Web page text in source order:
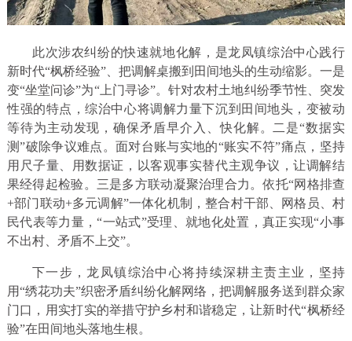
此次涉农纠纷的快速就地化解，是龙凤镇综治中心践行
新时代“枫桥经验”、把调解桌搬到田间地头的生动缩影。一是
变“坐堂问诊”为“上门寻诊”。针对农村土地纠纷季节性、突发
性强的特点，综治中心将调解力量下沉到田间地头，变被动
等待为主动发现，确保矛盾早介入、快化解。二是“数据实
测”破除争议难点。面对台账与实地的“账实不符”痛点，坚持
用尺子量、用数据证，以客观事实替代主观争议，让调解结
果经得起检验。三是多方联动凝聚治理合力。依托“网格排查
+部门联动+多元调解”一体化机制，整合村干部、网格员、村
民代表等力量，“一站式”受理、就地化处置，真正实现“小事
不出村、矛盾不上交”。
下一步，龙凤镇综治中心将持续深耕主责主业，坚持
用“绣花功夫”织密矛盾纠纷化解网络，把调解服务送到群众家
门口，用实打实的举措守护乡村和谐稳定，让新时代“枫桥经
验”在田间地头落地生根。